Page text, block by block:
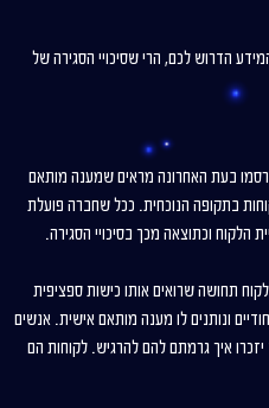
הדרוש לכם, הרי שסיכויי הסגירה של
בעת האחרונה מראים שמענה מותאם
בתקופה הנוכחית. ככל שחברה פועלת
הלקוח וכתוצאה מכך בסיכויי הסגירה.
תחושה שרואים אותו כישות ספציפית
ונותנים לו מענה מותאם אישית. אנשים
איך גרמתם להם להרגיש. לקוחות הם